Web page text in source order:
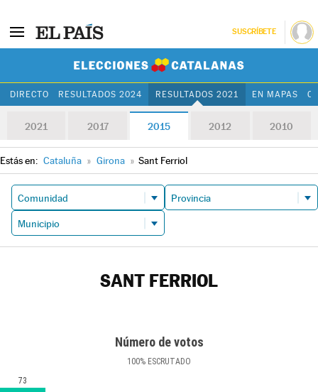
SUSCRÍBETE
DIRECTO RESULTADOS 2024 RESULTADOS 2021 EN MAPAS
2021 2017 2015 2012 2010
Estás en: Cataluña » Girona » Sant Ferriol
SANT FERRIOL
Número de votos
100% ESCRUTADO
73